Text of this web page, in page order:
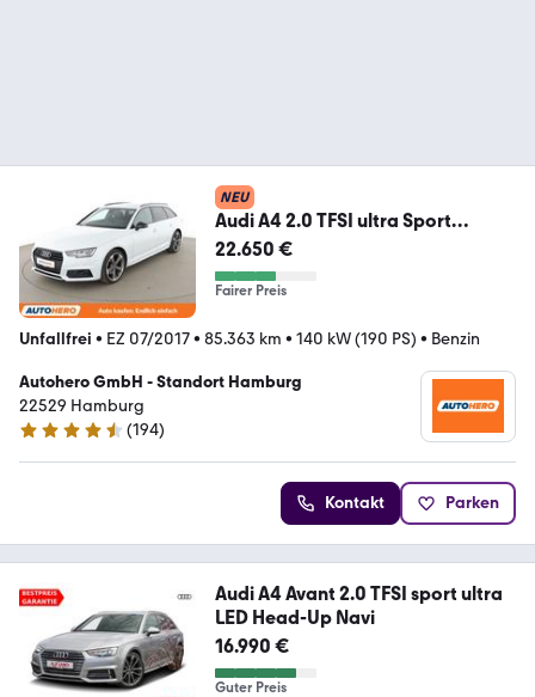
NEU
Audi A4 2.0 TFSI ultra Sport
Aut.*MATRIX*ACC*CAM*PDC*
22.650 €
Fairer Preis
Unfallfrei • EZ 07/2017• 85.363 km • 140 kW (190 PS) • Benzin
Autohero GmbH - Standort Hamburg
22529 Hamburg
4.6 Sterne
(194)
Kontakt Parken
Audi A4 Avant 2.0 TFSI sport ultra
LED Head-Up Navi
16.990 €
Guter Preis